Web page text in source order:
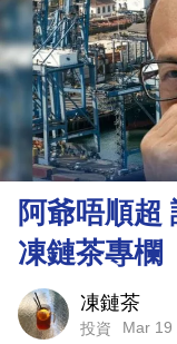
投
資
樓
市
理
財
商
科
阿爺唔順超
凍鏈茶專欄
凍鏈茶
投資 Mar 19